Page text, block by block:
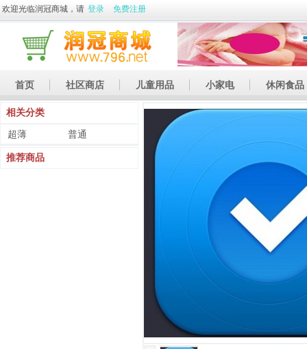
欢迎光临润冠商城，请 登录 免费注册
首页 社区商店 儿童用品 小家电 休闲食品
休闲娱乐
相关分类
超薄 普通
推荐商品